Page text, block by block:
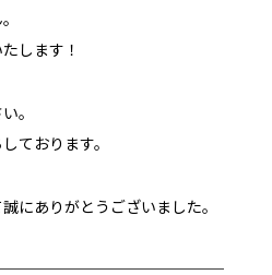
します！
。
ております。
にありがとうございました。